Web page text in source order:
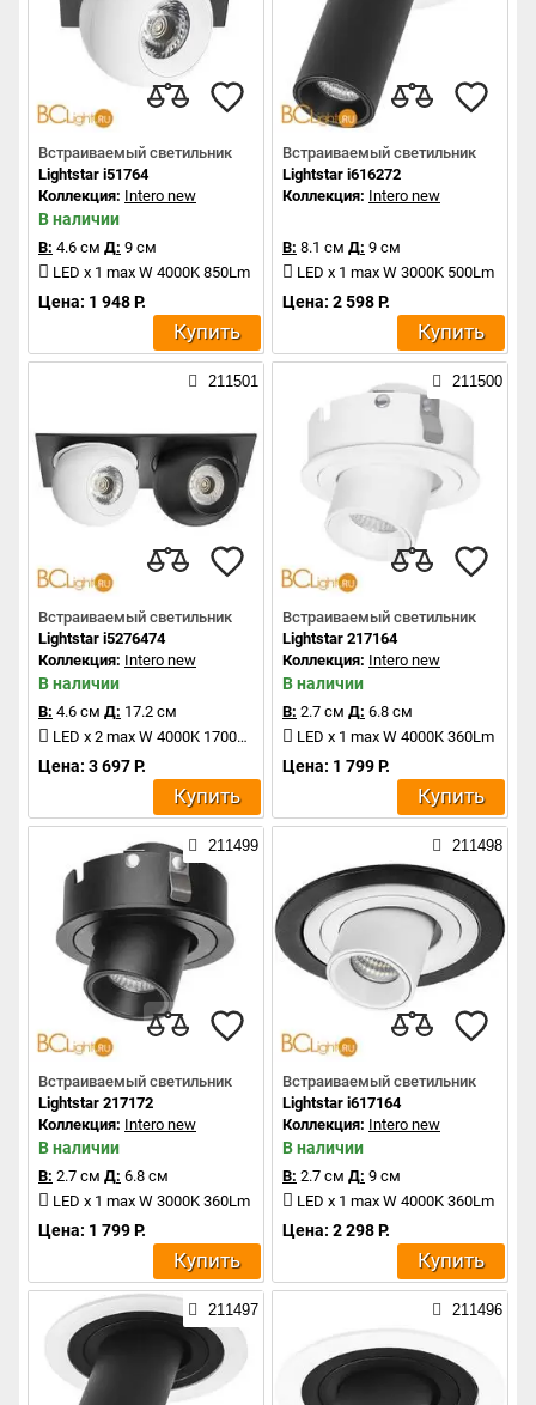
Встраиваемый светильник
Lightstar i51764
Коллекция: Intero new
В наличии
В: 4.6 см Д: 9 см
LED x 1 max W 4000K 850Lm
Цена: 1 948 Р.
Купить
Встраиваемый светильник
Lightstar i616272
Коллекция: Intero new
В: 8.1 см Д: 9 см
LED x 1 max W 3000K 500Lm
Цена: 2 598 Р.
Купить
211501
Встраиваемый светильник
Lightstar i5276474
Коллекция: Intero new
В наличии
В: 4.6 см Д: 17.2 см
LED x 2 max W 4000K 1700Lm
Цена: 3 697 Р.
Купить
211500
Встраиваемый светильник
Lightstar 217164
Коллекция: Intero new
В наличии
В: 2.7 см Д: 6.8 см
LED x 1 max W 4000K 360Lm
Цена: 1 799 Р.
Купить
211499
Встраиваемый светильник
Lightstar 217172
Коллекция: Intero new
В наличии
В: 2.7 см Д: 6.8 см
LED x 1 max W 3000K 360Lm
Цена: 1 799 Р.
Купить
211498
Встраиваемый светильник
Lightstar i617164
Коллекция: Intero new
В наличии
В: 2.7 см Д: 9 см
LED x 1 max W 4000K 360Lm
Цена: 2 298 Р.
Купить
211497 211496